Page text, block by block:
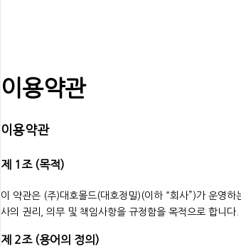
이용약관
이용약관
제 1조 (목적)
이 약관은 (주)대호몰드(대호정밀)(이하 “회사”)가 운영
사의 권리, 의무 및 책임사항을 규정함을 목적으로 합니다.
제 2조 (용어의 정의)